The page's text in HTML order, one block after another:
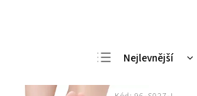
Nejlevnější